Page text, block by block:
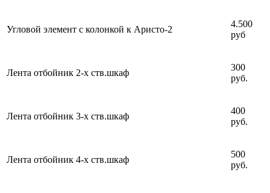
Угловой элемент с колонкой к Аристо-2
4.500
руб
Лента отбойник 2-х ств.шкаф
300
руб.
Лента отбойник 3-х ств.шкаф
400
руб.
Лента отбойник 4-х ств.шкаф
500
руб.